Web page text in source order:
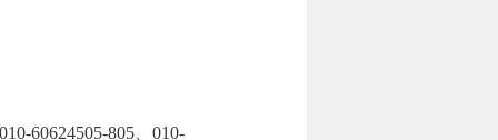
60624505-805、010-